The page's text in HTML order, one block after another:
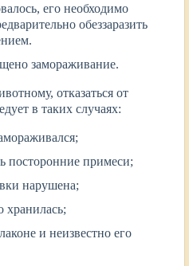
его необходимо
обеззаразить
замораживание.
отказаться от
в таких случаях:
посторонние примеси;
нарушена;
хранилась;
и неизвестно его